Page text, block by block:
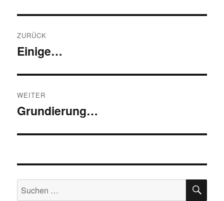
ZURÜCK
Vorheriger
Einige…
WEITER
Nächster
Grundierung…
Suchen